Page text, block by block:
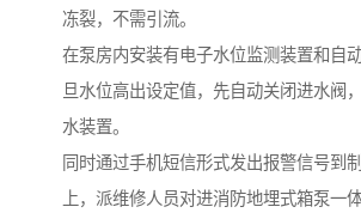
冻裂，不需引流。
在泵房内安装有电子水位监测装置和自
旦水位高出设定值，先自动关闭进水阀
水装置。
同时通过手机短信形式发出报警信号到
上，派维修人员对进消防地埋式箱泵一